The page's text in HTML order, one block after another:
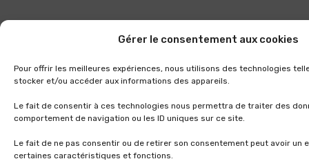
Gérer le consentement aux cookies
Pour offrir les meilleures expériences, nous utilisons des technologies
stocker et/ou accéder aux informations des appareils.
Le fait de consentir à ces technologies nous permettra de traiter des
comportement de navigation ou les ID uniques sur ce site.
Le fait de ne pas consentir ou de retirer son consentement peut avoir un
certaines caractéristiques et fonctions.